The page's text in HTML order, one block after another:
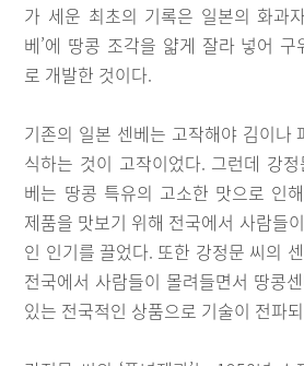
가 세운 최초의 기록은 일본의 화과
베’에 땅콩 조각을 얇게 잘라 넣어 구
로 개발한 것이다.
기존의 일본 센베는 고작해야 김이나
식하는 것이 고작이었다. 그런데 강
베는 땅콩 특유의 고소한 맛으로 인
제품을 맛보기 위해 전국에서 사람들
인 인기를 끌었다. 또한 강정문 씨의
전국에서 사람들이 몰려들면서 땅콩
있는 전국적인 상품으로 기술이 전파